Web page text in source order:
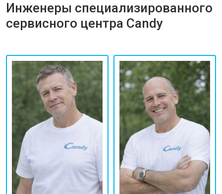
Инженеры специализированного
сервисного центра Candy